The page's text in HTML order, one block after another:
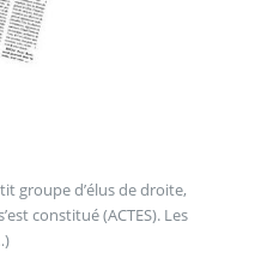
groupe d’élus de droite,
constitué (ACTES). Les